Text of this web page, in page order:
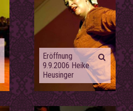
Eröffnung
9.9.2006 Heike
Heusinger